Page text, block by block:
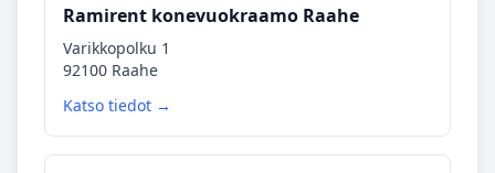
Ramirent konevuokraamo Raahe
Varikkopolku 1
92100 Raahe
Katso tiedot →